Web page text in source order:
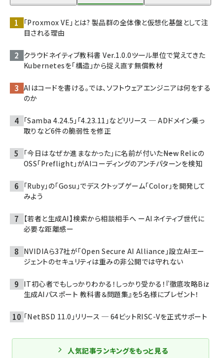
「Proxmox VE」とは? 製品群の全体像と仮想化基盤として注
目される理由
クラウドネイティブ教科書 Ver.1.0.0――ツール単位で覚えてきた
Kubernetesを「構造」から捉え直す無償教材
AIはコードを書ける。では、ソフトウェアエンジニアは何をする
のか
「Samba 4.24.5」「4.23.11」などリリース ─ ADドメイン乗っ
取りなど6件の脆弱性を修正
「今日はなぜか進まなかった」に名前が付いた――New Relicの
OSS「Preflight」がAIコーディングのアンチパターンを検知
「Ruby」の「Gosu」でデスクトップゲーム「Color」を開発して
みよう
【若者と生成AI】検索から相談相手へ ーAIネイティブ世代に
必要な距離感ー
NVIDIAら37社が「Open Secure AI Alliance」設立――AIエー
ジェントのセキュリティは重みの非公開では守れない
IT初心者でもしっかりわかる！しっかり受かる！『徹底攻略Biz
生成AIパスポート 教科書＆問題集』を5名様にプレゼント！
「NetBSD 11.0」リリース ─ 64ビットRISC-Vを正式サポート
人気記事ランキングをもっと見る